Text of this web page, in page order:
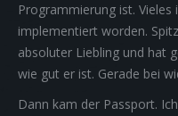
Programmierung ist.
implementiert worden.
absoluter Liebling und hat
wie gut er ist. Gerade bei
Dann kam der Passport.